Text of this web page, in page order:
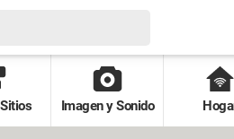
Imagen y Sonido